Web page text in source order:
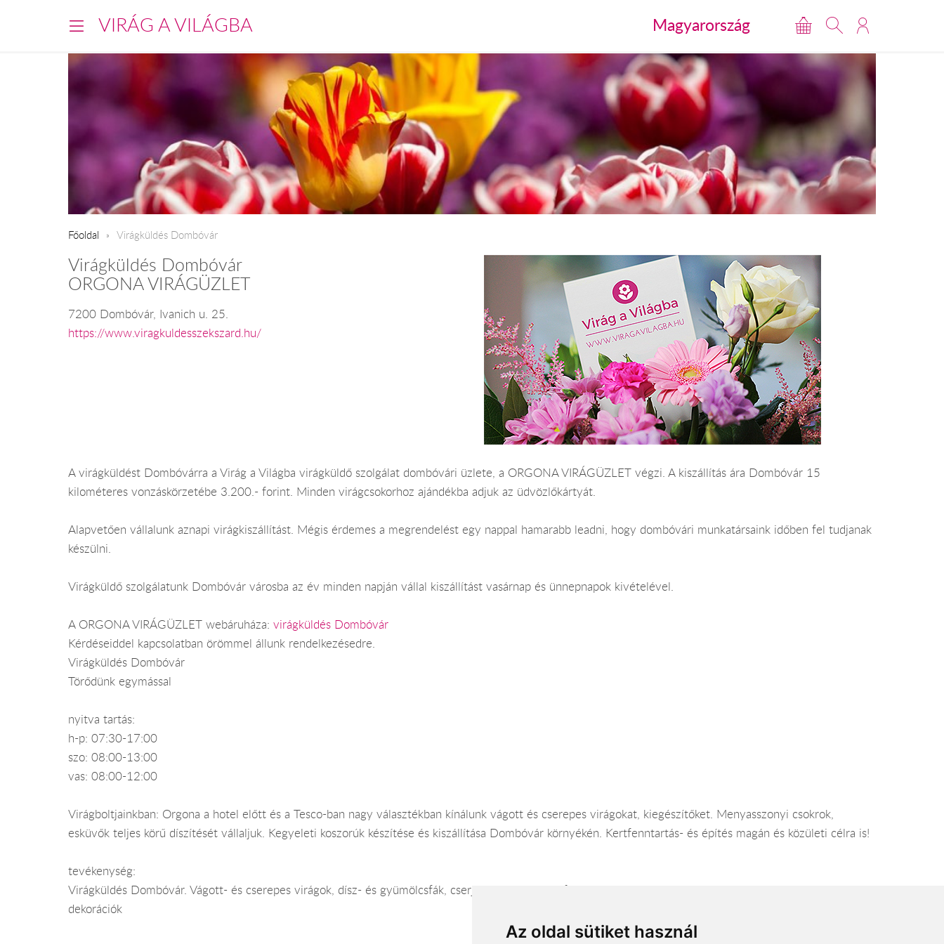
Az oldal sütiket használ
VIRÁG A VILÁGBA Magyarország
Főoldal Virágküldés Dombóvár
Virágküldés Dombóvár
ORGONA VIRÁGÜZLET
7200 Dombóvár, Ivanich u. 25.
https://www.viragkuldesszekszard.hu/
A virágküldést Dombóvárra a Virág a Világba virágküldő szolgálat dombóvári üzlete, a ORGONA VIRÁGÜZLET végzi. A kiszállítás ára Dombóvár 15
kilométeres vonzáskörzetébe 3.200.- forint. Minden virágcsokorhoz ajándékba adjuk az üdvözlőkártyát.
Alapvetően vállalunk aznapi virágkiszállítást. Mégis érdemes a megrendelést egy nappal hamarabb leadni, hogy dombóvári munkatársaink időben fel tudjanak
készülni.
Virágküldő szolgálatunk Dombóvár városba az év minden napján vállal kiszállítást vasárnap és ünnepnapok kivételével.
A ORGONA VIRÁGÜZLET webáruháza: virágküldés Dombóvár
Kérdéseiddel kapcsolatban örömmel állunk rendelkezésedre.
Virágküldés Dombóvár
Törődünk egymással
nyitva tartás:
h-p: 07:30-17:00
szo: 08:00-13:00
vas: 08:00-12:00
Virágboltjainkban: Orgona a hotel előtt és a Tesco-ban nagy választékban kínálunk vágott és cserepes virágokat, kiegészítőket. Menyasszonyi csokrok,
esküvők teljes körű díszítését vállaljuk. Kegyeleti koszorúk készítése és kiszállítása Dombóvár környékén. Kertfenntartás- és építés magán és közületi célra is!
tevékenység:
Virágküldés Dombóvár. Vágott- és cserepes virágok, dísz- és gyümölcsfák, cserjék, Florasca virágföldek, kiegészítők. Menyasszonyi csokrok, esküvői
dekorációk